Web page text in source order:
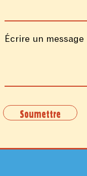
Écrire un message
Soumettre